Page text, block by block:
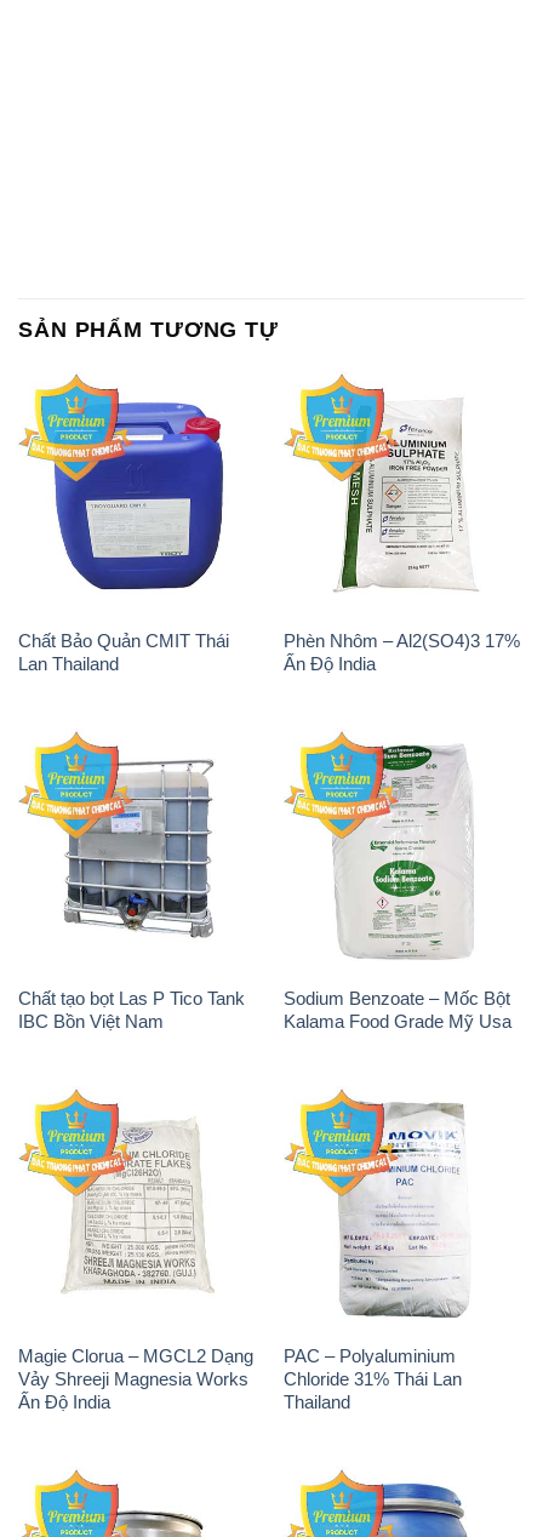
SẢN PHẨM TƯƠNG TỰ
Chất Bảo Quản CMIT Thái
Lan Thailand
Phèn Nhôm – Al2(SO4)3 17%
Ấn Độ India
Chất tạo bọt Las P Tico Tank
IBC Bồn Việt Nam
Sodium Benzoate – Mốc Bột
Kalama Food Grade Mỹ Usa
Magie Clorua – MGCL2 Dạng
Vảy Shreeji Magnesia Works
Ấn Độ India
PAC – Polyaluminium
Chloride 31% Thái Lan
Thailand